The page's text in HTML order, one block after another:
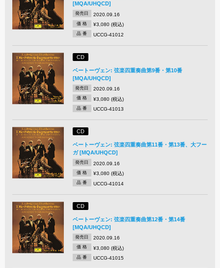
[MQA/UHQCD]
発売日 2020.09.16
価 格 ¥3,080 (税込)
品 番 UCCG-41012
CD
ベートーヴェン: 弦楽四重奏曲第9番・第10番
[MQA/UHQCD]
発売日 2020.09.16
価 格 ¥3,080 (税込)
品 番 UCCG-41013
CD
ベートーヴェン: 弦楽四重奏曲第11番・第13番、大フー
ガ [MQA/UHQCD]
発売日 2020.09.16
価 格 ¥3,080 (税込)
品 番 UCCG-41014
CD
ベートーヴェン: 弦楽四重奏曲第12番・第14番
[MQA/UHQCD]
発売日 2020.09.16
価 格 ¥3,080 (税込)
品 番 UCCG-41015